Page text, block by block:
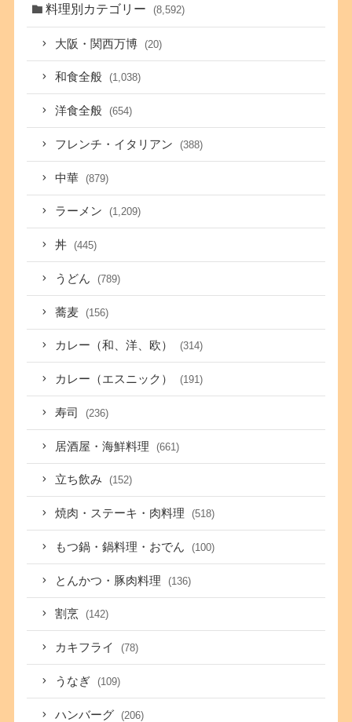
料理別カテゴリー (8,592)
大阪・関西万博 (20)
和食全般 (1,038)
洋食全般 (654)
フレンチ・イタリアン (388)
中華 (879)
ラーメン (1,209)
丼 (445)
うどん (789)
蕎麦 (156)
カレー（和、洋、欧） (314)
カレー（エスニック） (191)
寿司 (236)
居酒屋・海鮮料理 (661)
立ち飲み (152)
焼肉・ステーキ・肉料理 (518)
もつ鍋・鍋料理・おでん (100)
とんかつ・豚肉料理 (136)
割烹 (142)
カキフライ (78)
うなぎ (109)
ハンバーグ (206)